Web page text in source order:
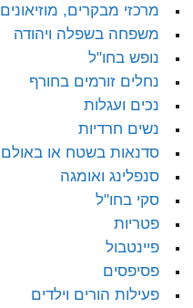
מרכזי מבקרים,
משפחה בשפלה ויהודה
נופש בחו"ל
נחלים זורמים בחורף
נכים ועגלות
נשים חרדיות
סדנאות בשטח או באולם
סנפלינג ואומגה
סקי בחו"ל
פטריות
פיינטבול
פסיפסים
פעילות הורים וילדים